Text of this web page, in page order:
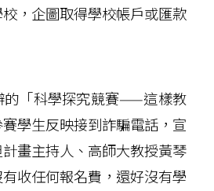
，企圖取得學校帳戶或匯款
「科學探究競賽——這樣教
學生反映接到詐騙電話，宣
畫主持人、高師大教授黃琴
收任何報名費，還好沒有學